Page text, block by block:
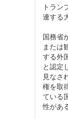
トラン
連する
国務省
または
する外
と認定
見なさ
権を取
ている
性があ